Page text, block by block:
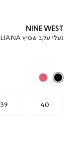
NINE WEST
נעלי עקב שפיץ LILLIANA
39 40